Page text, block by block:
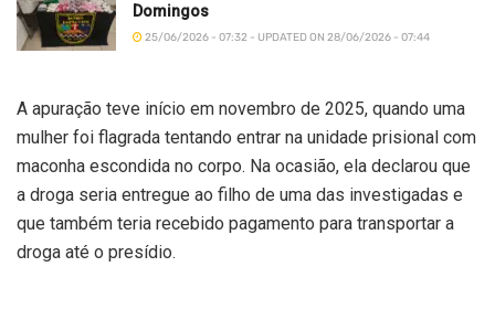
Domingos
25/06/2026 - 07:32 - UPDATED ON 28/06/2026 - 07:44
A apuração teve início em novembro de 2025, quando uma
mulher foi flagrada tentando entrar na unidade prisional com
maconha escondida no corpo. Na ocasião, ela declarou que
a droga seria entregue ao filho de uma das investigadas e
que também teria recebido pagamento para transportar a
droga até o presídio.